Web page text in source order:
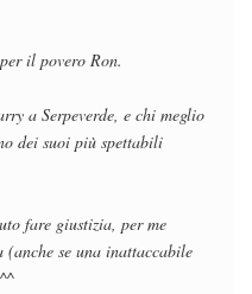
il povero Ron.
a Serpeverde, e chi meglio
dei suoi più spettabili
fare giustizia, per me
(anche se una inattaccabile